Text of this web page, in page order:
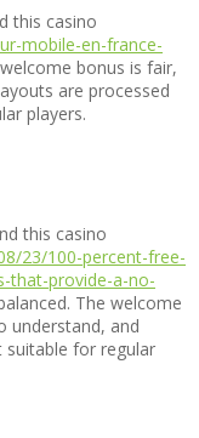
this casino
mobile-en-france-
bonus is fair,
are processed
players.
this casino
23/100-percent-free-
that-provide-a-no-
The welcome
understand, and
suitable for regular